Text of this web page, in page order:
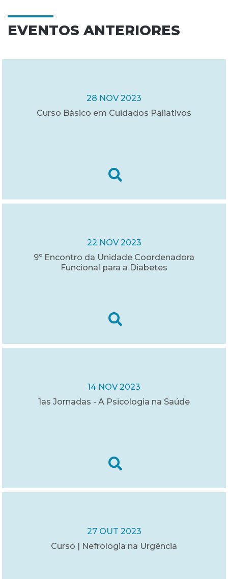
EVENTOS ANTERIORES
28 NOV 2023
Curso Básico em Cuidados Paliativos
22 NOV 2023
9º Encontro da Unidade Coordenadora
Funcional para a Diabetes
14 NOV 2023
1as Jornadas - A Psicologia na Saúde
27 OUT 2023
Curso | Nefrologia na Urgência